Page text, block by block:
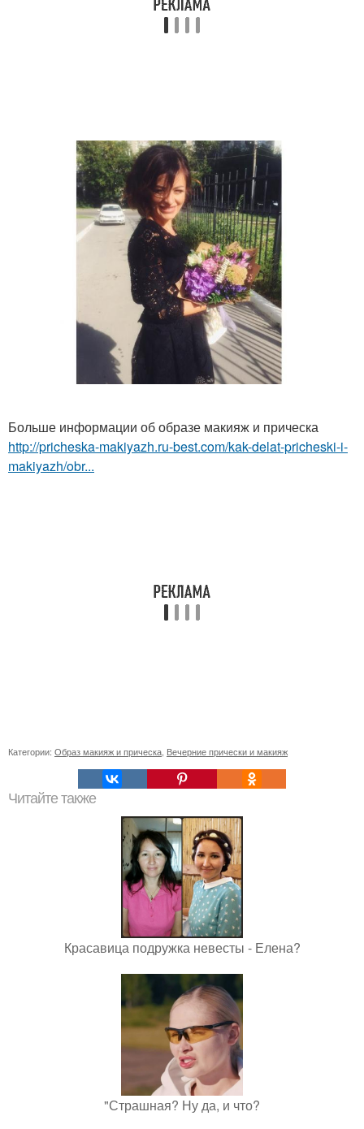
Больше информации об образе макияж и прическа
http://pricheska-makiyazh.ru-best.com/kak-delat-pricheski-i-
makiyazh/obr...
Категории: Образ макияж и прическа Вечерние прически и макияж
Читайте также
Красавица подружка невесты - Елена?
"Страшная? Ну да, и что?